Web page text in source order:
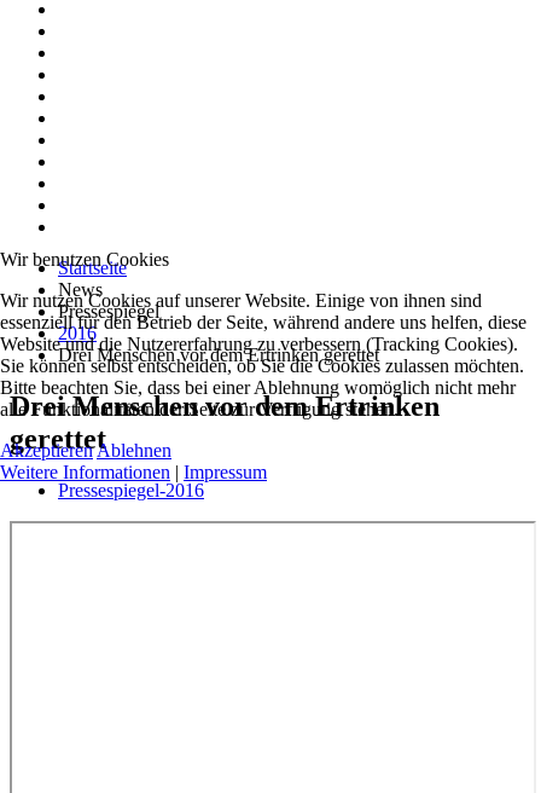
Startseite
News
Pressespiegel
2016
Drei Menschen vor dem Ertrinken gerettet
Drei Menschen vor dem Ertrinken
gerettet
Pressespiegel-2016
Wir benutzen Cookies
Wir nutzen Cookies auf unserer Website. Einige von ihnen sind
essenziell für den Betrieb der Seite, während andere uns helfen, diese
Website und die Nutzererfahrung zu verbessern (Tracking Cookies).
Sie können selbst entscheiden, ob Sie die Cookies zulassen möchten.
Bitte beachten Sie, dass bei einer Ablehnung womöglich nicht mehr
alle Funktionalitäten der Seite zur Verfügung stehen.
Akzeptieren Ablehnen
Weitere Informationen | Impressum